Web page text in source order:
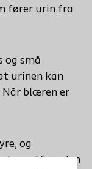
fører urin fra
og små
urinen kan
Når blæren er
og
kan utføre den